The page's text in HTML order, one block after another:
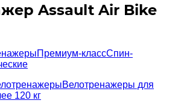
Assault Air Bike
Премиум-классСпин-
Велотренажеры для
120 кг